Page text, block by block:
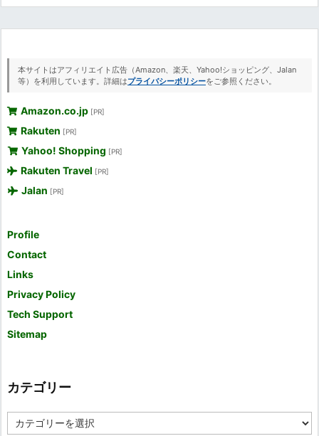
本サイトはアフィリエイト広告（Amazon、楽天、Yahoo!ショッピング、Jalan
等）を利用しています。詳細はプライバシーポリシーをご参照ください。
Amazon.co.jp [PR]
Rakuten [PR]
Yahoo! Shopping [PR]
Rakuten Travel [PR]
Jalan [PR]
Profile
Contact
Links
Privacy Policy
Tech Support
Sitemap
カテゴリー
テ